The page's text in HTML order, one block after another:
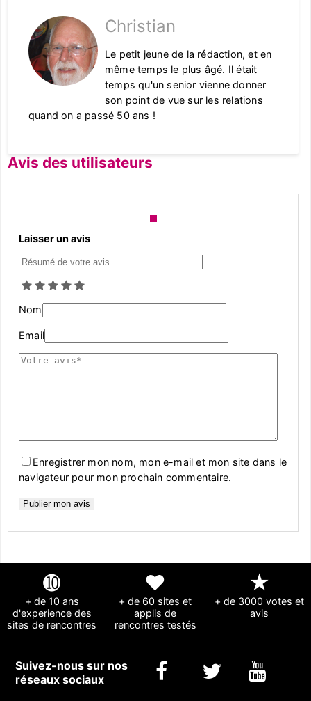
Christian
Le petit jeune de la rédaction, et en
même temps le plus âgé. Il était
temps qu'un senior vienne donner
son point de vue sur les relations
quand on a passé 50 ans !
Avis des utilisateurs
Laisser un avis
Nom
Email
Enregistrer mon nom, mon e-mail et mon site dans le
navigateur pour mon prochain commentaire.
➓
+ de 10 ans
d'experience des
sites de rencontres
❤
+ de 60 sites et
applis de
rencontres testés
★
+ de 3000 votes et
avis
Suivez-nous sur nos
réseaux sociaux